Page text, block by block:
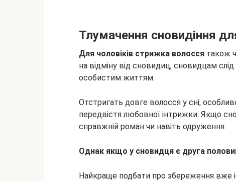
Тлумачення сновидіння
Для чоловіків стрижка волосся також
на відміну від сновидиц, сновидцам
особистим життям.
Отстригать довге волосся у сні,
передвістя любовної інтрижки. Якщо
справжній роман чи навіть одруження.
Однак якщо у сновидця є друга
Найкраще подбати про збереження вже